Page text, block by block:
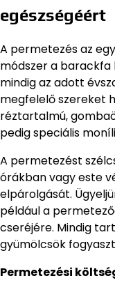
egészségéért
A permetezés az
módszer a barackfa
mindig az adott
megfelelő szereket
réztartalmú,
pedig speciális
A permetezést
órákban vagy este
elpárolgását.
például a
cseréjére. Mindig
gyümölcsök
Permetezési